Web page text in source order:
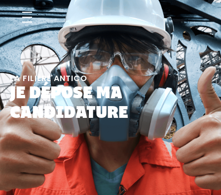
LA FILIÈRE ANTICO
JE DÉPOSE MA
CANDIDATURE